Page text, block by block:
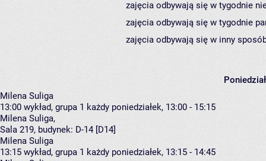
zajęcia odbywają się w tygodnie
zajęcia odbywają się w tygodnie
zajęcia odbywają się w inny
Milena Suliga
13:00 wykład, grupa 1 każdy poniedziałek, 13:00 - 15:15
Milena Suliga,
Sala 219, budynek: D-14 [D14]
Milena Suliga
13:15 wykład, grupa 1 każdy poniedziałek, 13:15 - 14:45